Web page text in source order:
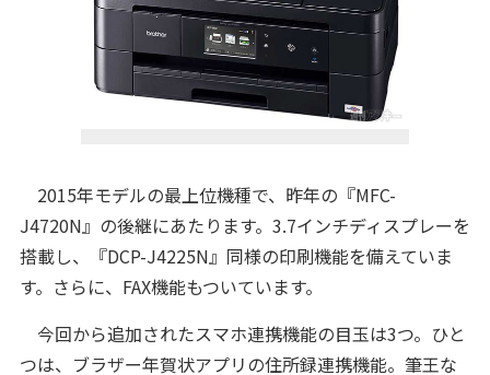
2015年モデルの最上位機種で、昨年の『MFC-
J4720N』の後継にあたります。3.7インチディスプレーを
搭載し、『DCP-J4225N』同様の印刷機能を備えていま
す。さらに、FAX機能もついています。
今回から追加されたスマホ連携機能の目玉は3つ。ひと
つは、ブラザー年賀状アプリの住所録連携機能。筆王な